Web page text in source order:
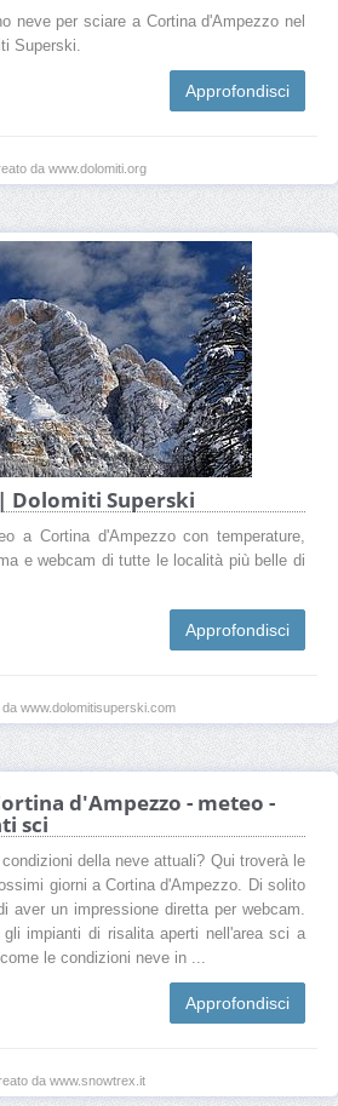
neve per sciare a Cortina d'Ampezzo nel
Superski.
Approfondisci
da www.dolomiti.org
Dolomiti Superski
a Cortina d'Ampezzo con temperature,
e webcam di tutte le località più belle di
Approfondisci
www.dolomitisuperski.com
d'Ampezzo - meteo -
sci
della neve attuali? Qui troverà le
giorni a Cortina d'Ampezzo. Di solito
aver un impressione diretta per webcam.
gli impianti di risalita aperti nell'area sci a
le condizioni neve in ...
Approfondisci
da www.snowtrex.it